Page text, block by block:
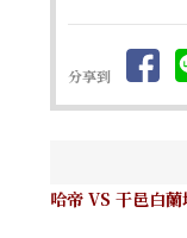
分享到
哈帝 VS 干邑白